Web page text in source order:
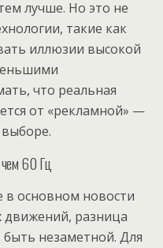
лучше. Но это не
такие как
иллюзии высокой
что реальная
от «рекламной» —
60 Гц
в основном новости
движений, разница
незаметной. Для